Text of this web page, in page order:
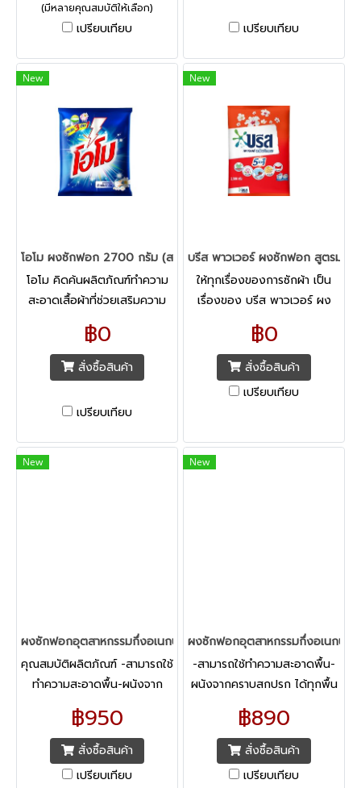
(มีหลายคุณสมบัติให้เลือก)
เปรียบเทียบ เปรียบเทียบ
New
โอโม ผงซักฟอก 2700 กรัม (สอบถามราคา)
โอโม คิดค้นผลิตภัณฑ์ทำความ
สะอาดเสื้อผ้าที่ช่วยเสริมความ
มั่นใจให้คุณ ช่วยให้คุณมั่นใจและ
แสดงบุคลิกภาพที่ดีในตัวคุณ
฿0
สั่งซื้อสินค้า
เปรียบเทียบ
New
บรีส พาวเวอร์ ผงซักฟอก สูตรมาต
ให้ทุกเรื่องของการซักผ้า เป็น
เรื่องของ บรีส พาวเวอร์ ผง
ซักฟอก สูตรมาตรฐาน จาก
แบรนด์ผลิตภัณฑ์ซักผ้าที่สามารถ
มั่นใจได้
฿0
สั่งซื้อสินค้า
เปรียบเทียบ
New
ผงซักฟอกอุตสาหกรรมกึ่งอเนกประสงค์ ยี่ห้อ DACCO (แพค 1 กิโลกรั
คุณสมบัติผลิตภัณฑ์ -สามารถใช้
ทำความสะอาดพื้น-ผนังจาก
คราบสกปรก ได้ทุกพื้นผิว เช่น
พื้นผิวปูซีเมนต์ พื้นกระเบื้อง พื้น
หินอ่อน
฿950
สั่งซื้อสินค้า
เปรียบเทียบ
New
ผงซักฟอกอุตสาหกรรมกึ่งอเนกปร
-สามารถใช้ทำความสะอาดพื้น-
ผนังจากคราบสกปรก ได้ทุกพื้น
ผิว เช่น พื้นผิวปูซีเมนต์ พื้น
กระเบื้อง พื้นหินอ่อน
฿890
สั่งซื้อสินค้า
เปรียบเทียบ